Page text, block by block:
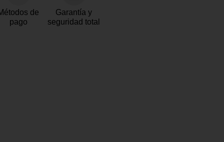
de
pago
Garantía y
seguridad total